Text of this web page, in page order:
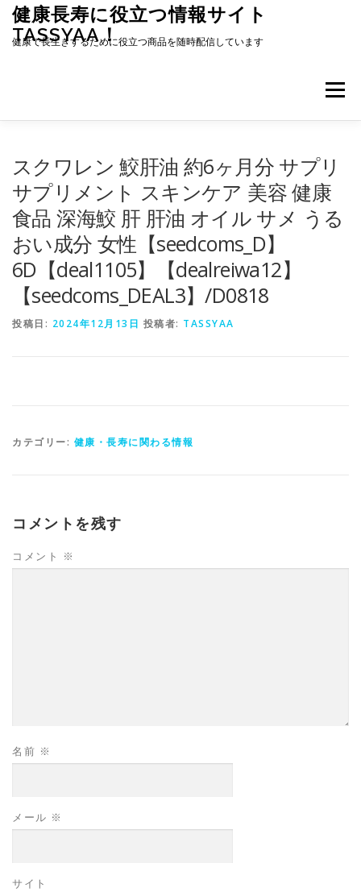
キ
健康長寿に役立つ情報サイト
TASSYAA！
健康で長生きするために役立つ商品を随時配信しています
メニュー
スクワレン 鮫肝油 約6ヶ月分 サプリ
サプリメント スキンケア 美容 健康
食品 深海鮫 肝 肝油 オイル サメ うる
おい成分 女性【seedcoms_D】
6D【deal1105】【dealreiwa12】
【seedcoms_DEAL3】/D0818
投稿日: 2024年12月13日 投稿者: TASSYAA
カテゴリー: 健康・長寿に関わる情報
コメントを残す
コメント ※
名前 ※
メール ※
サイト